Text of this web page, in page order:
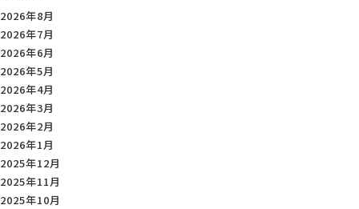
2026年8月
2026年7月
2026年6月
2026年5月
2026年4月
2026年3月
2026年2月
2026年1月
2025年12月
2025年11月
2025年10月